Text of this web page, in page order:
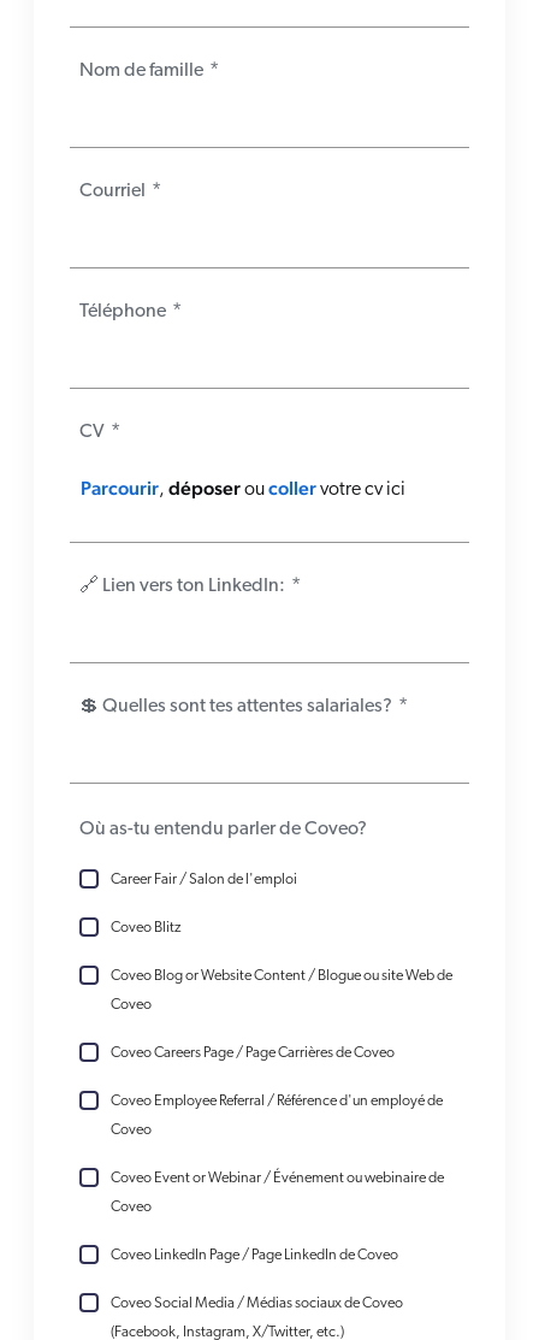
Nom de famille *
Courriel *
Téléphone *
CV *
Parcourir, déposeroucollervotre cv ici
🔗 Lien vers ton LinkedIn: *
💲 Quelles sont tes attentes salariales? *
Où as-tu entendu parler de Coveo?
Career Fair / Salon de l'emploi
Coveo Blitz
Coveo Blog or Website Content / Blogue ou site Web de
Coveo
Coveo Careers Page / Page Carrières de Coveo
Coveo Employee Referral / Référence d'un employé de
Coveo
Coveo Event or Webinar / Événement ou webinaire de
Coveo
Coveo LinkedIn Page / Page LinkedIn de Coveo
Coveo Social Media / Médias sociaux de Coveo
(Facebook, Instagram, X/Twitter, etc.)